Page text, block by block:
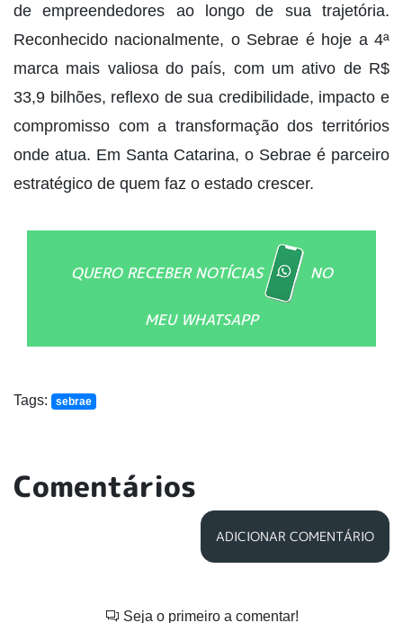
de empreendedores ao longo de sua trajetória.
Reconhecido nacionalmente, o Sebrae é hoje a 4ª
marca mais valiosa do país, com um ativo de R$
33,9 bilhões, reflexo de sua credibilidade, impacto e
compromisso com a transformação dos territórios
onde atua. Em Santa Catarina, o Sebrae é parceiro
estratégico de quem faz o estado crescer.
QUERO RECEBER NOTÍCIAS NO
MEU WHATSAPP
Tags: sebrae
Comentários
ADICIONAR COMENTÁRIO
Seja o primeiro a comentar!